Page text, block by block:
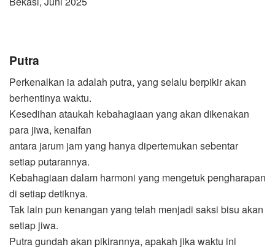
Putra
Perkenalkan ia adalah putra, yang selalu berpikir akan
berhentinya waktu.
Kesedihan ataukah kebahagiaan yang akan dikenakan
para jiwa, kenaifan
antara jarum jam yang hanya dipertemukan sebentar
setiap putarannya.
Kebahagiaan dalam harmoni yang mengetuk pengharapan
di setiap detiknya.
Tak lain pun kenangan yang telah menjadi saksi bisu akan
setiap jiwa.
Putra gundah akan pikirannya, apakah jika waktu ini